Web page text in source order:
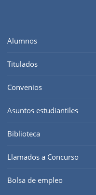
Alumnos
Titulados
Convenios
Asuntos estudiantiles
Biblioteca
Llamados a Concurso
Bolsa de empleo